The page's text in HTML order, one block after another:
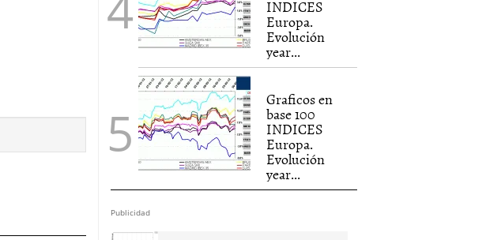
INDICES
Europa.
Evolución
year...
Graficos en
base 100
INDICES
Europa.
Evolución
year...
Publicidad